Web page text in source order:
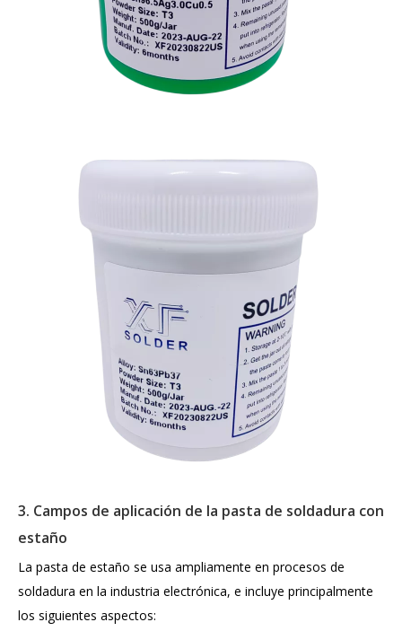
3. Campos de aplicación de la pasta de soldadura con
estaño
La pasta de estaño se usa ampliamente en procesos de
soldadura en la industria electrónica, e incluye principalmente
los siguientes aspectos: